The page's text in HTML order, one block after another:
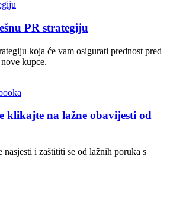
PR strategiju
koja će vam osigurati prednost pred
kupce.
klikajte na lažne obavijesti od
nasjesti i zaštititi se od lažnih poruka s